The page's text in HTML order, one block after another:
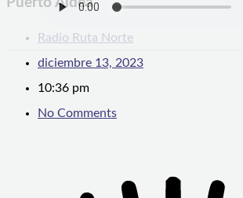
Radio Ruta Norte
diciembre 13, 2023
10:36 pm
No Comments